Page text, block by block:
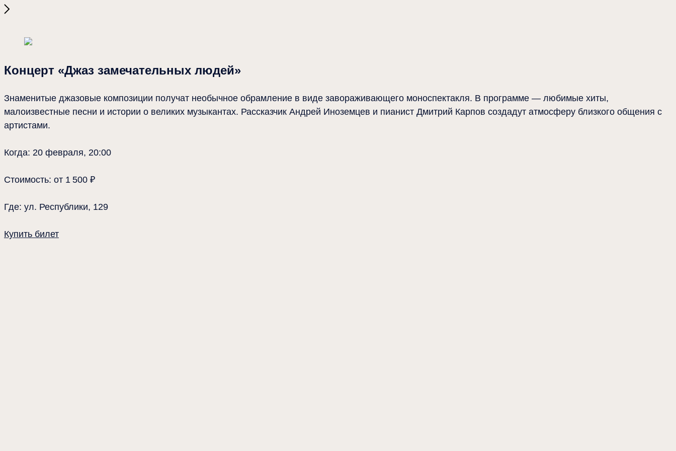
Концерт «Джаз замечательных людей»
Знаменитые джазовые композиции получат необычное обрамление в виде завораживающего моноспектакля. В программе — любимые хиты,
малоизвестные песни и истории о великих музыкантах. Рассказчик Андрей Иноземцев и пианист Дмитрий Карпов создадут атмосферу близкого общения с
артистами.
Когда: 20 февраля, 20:00
Стоимость: от 1 500 ₽
Где: ул. Республики, 129
Купить билет